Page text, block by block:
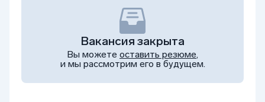
Вакансия закрыта
Вы можете оставить резюме,
и мы рассмотрим его в будущем.